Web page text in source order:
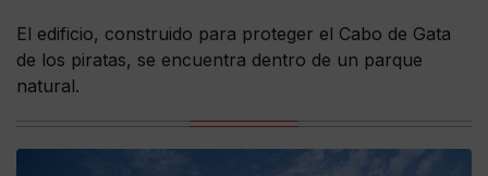
El edificio, construido para proteger el Cabo de Gata
de los piratas, se encuentra dentro de un parque
natural.